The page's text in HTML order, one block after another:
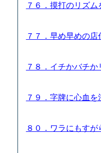
７６．摸打のリズ
７７．早め早めの
７８．イチかバチ
７９．字牌に心血
８０．ワラにもす